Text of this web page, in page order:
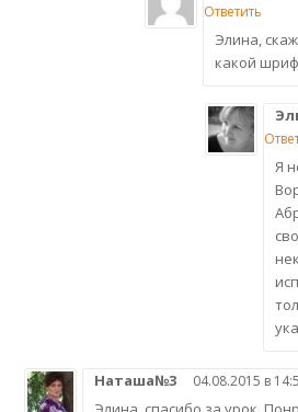
Ответить
Элина,
какой
Я
Наташа№3 04.08.2015 в